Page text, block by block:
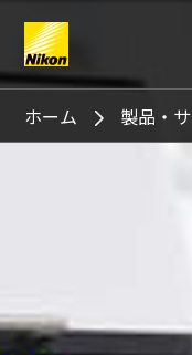
Search
ホーム 製品・